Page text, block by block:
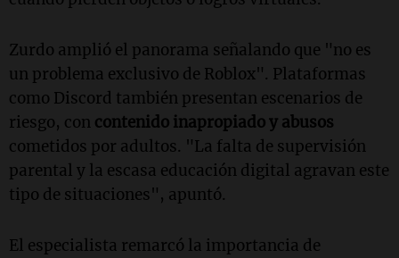
Zurdo amplió el panorama señalando que "no es
un problema exclusivo de Roblox". Plataformas
como Discord también presentan escenarios de
riesgo, con contenido inapropiado y abusos
cometidos por adultos. "La falta de supervisión
parental y la escasa educación digital agravan este
tipo de situaciones", apuntó.
El especialista remarcó la importancia de